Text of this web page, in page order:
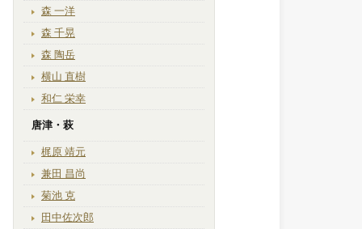
森 一洋
森 千晃
森 陶岳
横山 直樹
和仁 栄幸
唐津・萩
梶原 靖元
兼田 昌尚
菊池 克
田中佐次郎